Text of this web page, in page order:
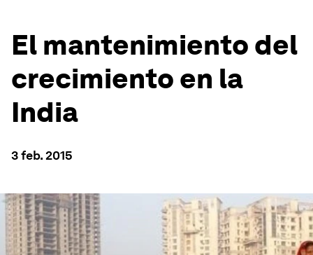
El mantenimiento del
crecimiento en la
India
3 feb. 2015